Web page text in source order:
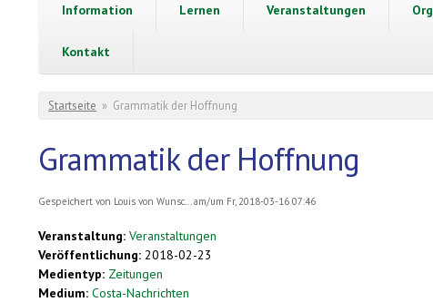
Information Lernen Veranstaltungen
Kontakt
Sie sind hier
Startseite » Grammatik der Hoffnung
Grammatik der Hoffnung
Gespeichert von Louis von Wunsc...am/um Fr, 2018-03-16 07:46
Veranstaltung: Veranstaltungen
Veröffentlichung: 2018-02-23
Medientyp: Zeitungen
Medium: Costa-Nachrichten